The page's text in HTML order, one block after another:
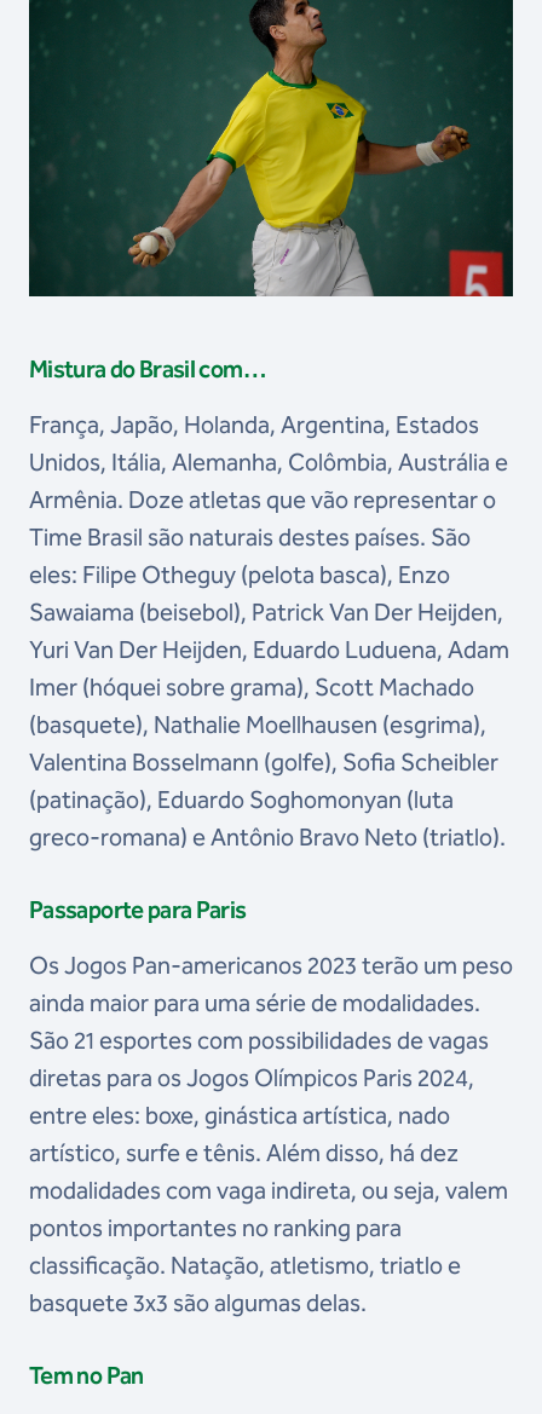
Mistura do Brasil com…
França, Japão, Holanda, Argentina, Estados
Unidos, Itália, Alemanha, Colômbia, Austrália e
Armênia. Doze atletas que vão representar o
Time Brasil são naturais destes países. São
eles: Filipe Otheguy (pelota basca), Enzo
Sawaiama (beisebol), Patrick Van Der Heijden,
Yuri Van Der Heijden, Eduardo Luduena, Adam
Imer (hóquei sobre grama), Scott Machado
(basquete), Nathalie Moellhausen (esgrima),
Valentina Bosselmann (golfe), Sofia Scheibler
(patinação), Eduardo Soghomonyan (luta
greco-romana) e Antônio Bravo Neto (triatlo).
Passaporte para Paris
Os Jogos Pan-americanos 2023 terão um peso
ainda maior para uma série de modalidades.
São 21 esportes com possibilidades de vagas
diretas para os Jogos Olímpicos Paris 2024,
entre eles: boxe, ginástica artística, nado
artístico, surfe e tênis. Além disso, há dez
modalidades com vaga indireta, ou seja, valem
pontos importantes no ranking para
classificação. Natação, atletismo, triatlo e
basquete 3x3 são algumas delas.
Tem no Pan